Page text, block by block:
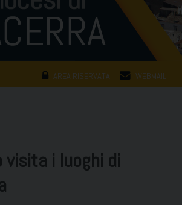
AREA RISERVATA WEBMAIL
visita i luoghi di